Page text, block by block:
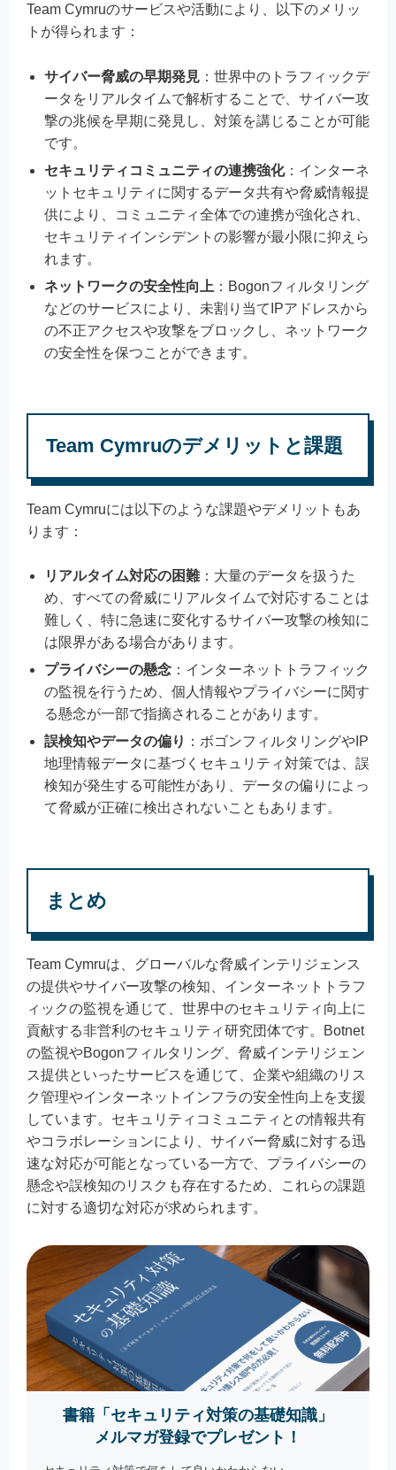
Team Cymruのサービスや活動により、以下のメリッ
トが得られます：
サイバー脅威の早期発見 ：世界中のトラフィックデ
ータをリアルタイムで解析することで、サイバー攻
撃の兆候を早期に発見し、対策を講じることが可能
です。
セキュリティコミュニティの連携強化：インターネ
ットセキュリティに関するデータ共有や脅威情報提
供により、コミュニティ全体での連携が強化され、
セキュリティインシデントの影響が最小限に抑えら
れます。
ネットワークの安全性向上 ：Bogonフィルタリング
などのサービスにより、未割り当てIPアドレスから
の不正アクセスや攻撃をブロックし、ネットワーク
の安全性を保つことができます。
Team Cymruのデメリットと課題
Team Cymruには以下のような課題やデメリットもあ
ります：
リアルタイム対応の困難：大量のデータを扱うた
め、すべての脅威にリアルタイムで対応することは
難しく、特に急速に変化するサイバー攻撃の検知に
は限界がある場合があります。
プライバシーの懸念 ：インターネットトラフィック
の監視を行うため、個人情報やプライバシーに関す
る懸念が一部で指摘されることがあります。
誤検知やデータの偏り ：ボゴンフィルタリングやIP
地理情報データに基づくセキュリティ対策では、誤
検知が発生する可能性があり、データの偏りによっ
て脅威が正確に検出されないこともあります。
まとめ
Team Cymruは、グローバルな脅威インテリジェンス
の提供やサイバー攻撃の検知、インターネットトラフ
ィックの監視を通じて、世界中のセキュリティ向上に
貢献する非営利のセキュリティ研究団体です。Botnet
の監視やBogonフィルタリング、脅威インテリジェン
ス提供といったサービスを通じて、企業や組織のリス
ク管理やインターネットインフラの安全性向上を支援
しています。セキュリティコミュニティとの情報共有
やコラボレーションにより、サイバー脅威に対する迅
速な対応が可能となっている一方で、プライバシーの
懸念や誤検知のリスクも存在するため、これらの課題
に対する適切な対応が求められます。
書籍「セキュリティ対策の基礎知識」
メルマガ登録でプレゼント！